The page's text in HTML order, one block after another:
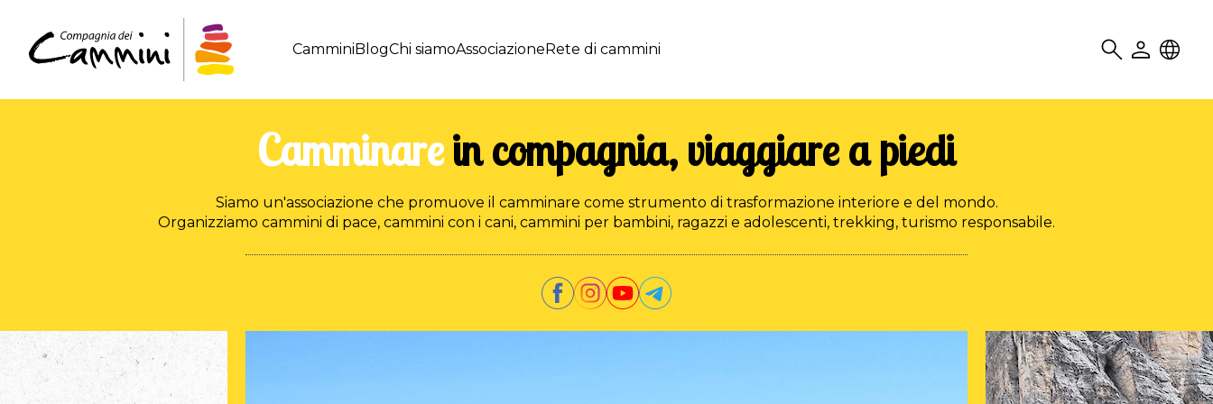
CamminiBlogChi siamoAssociazioneRete di cammini SearchUser Locale
Camminarein compagnia, viaggiare a piedi
Siamo un'associazione che promuove il camminare come strumento di trasformazione interiore e del mondo.
Organizziamo cammini di pace, cammini con i cani, cammini per bambini, ragazzi e adolescenti, trekking, turismo responsabile.